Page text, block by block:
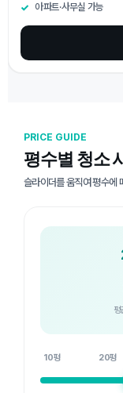
아파트·사무실 가능
PRICE GUIDE
평수별 청소
슬라이더를 움직여 평수에
평
10평 20평